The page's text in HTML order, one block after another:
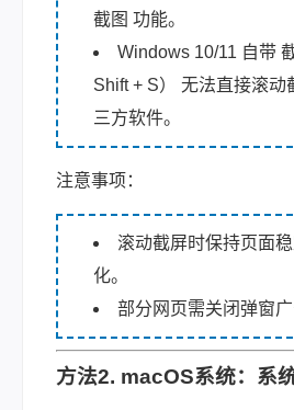
截图 功能。
Windows 10/11 自带
Shift + S） 无法直接滚动
三方软件。
注意事项：
滚动截屏时保持页面
化。
部分网页需关闭弹窗广
方法2. macOS系统：系